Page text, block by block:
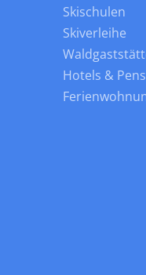
Skischulen
Skiverleihe
Hotels &